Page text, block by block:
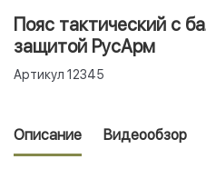
Пояс тактический с
защитой РусАрм
Артикул 12345
Описание Видеообзор